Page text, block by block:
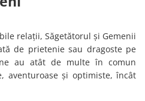
relații, Săgetătorul și Gemenii
de prietenie sau dragoste pe
au atât de multe în comun
aventuroase și optimiste, încât